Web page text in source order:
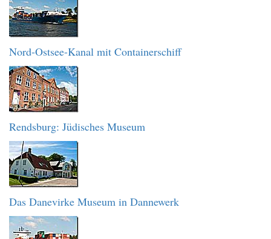
Nord-Ostsee-Kanal mit Containerschiff
Rendsburg: Jüdisches Museum
Das Danevirke Museum in Dannewerk